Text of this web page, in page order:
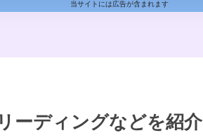
当サイトには広告が含まれます
ーディングなどを紹介